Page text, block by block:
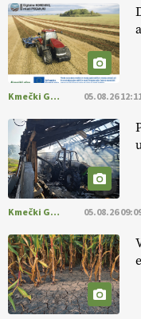
EKOloško
MORGAN
EKOloško
FREŠER
EVROPA
EKOloško
Kmečki Glas 05.08.26
Kmečki Glas 05.08.26